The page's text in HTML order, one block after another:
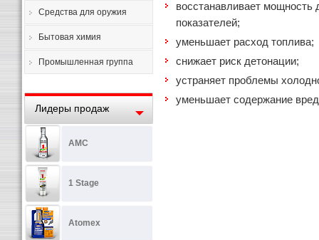
Средства для оружия
Бытовая химия
Промышленная группа
Лидеры продаж
AMC
1 Stage
Atomex
восстанавливает мощность
показателей;
уменьшает расход топлива;
снижает риск детонации;
устраняет проблемы
уменьшает содержание